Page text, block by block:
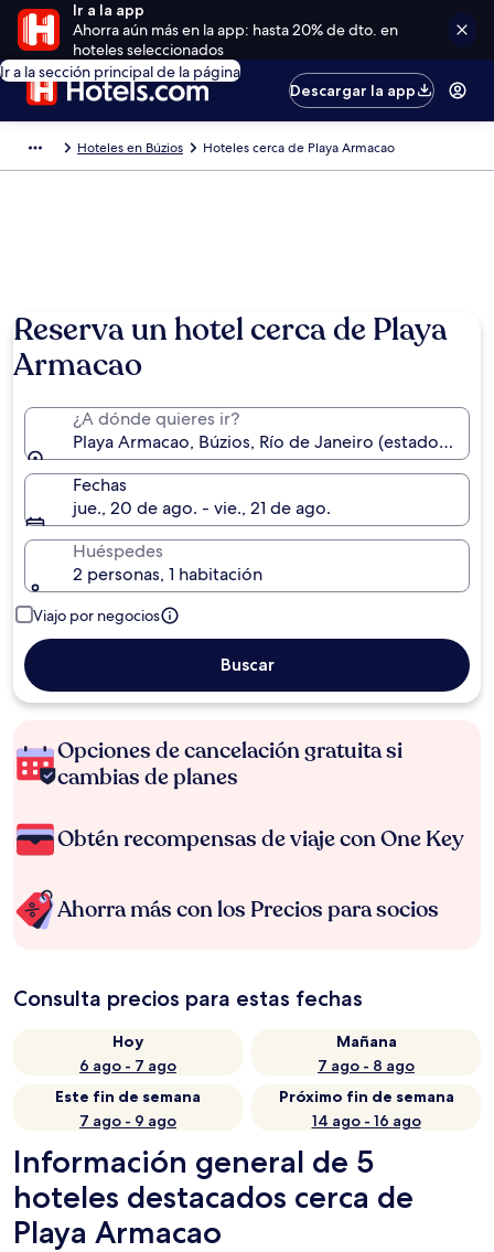
Ir a la app
Ahorra aún más en la app: hasta 20% de dto. en
hoteles seleccionados
Ir a la sección principal de la página
Descargar la app
Hoteles en Búzios Hoteles cerca de Playa Armacao
Reserva un hotel cerca de Playa
Armacao
¿A dónde quieres ir?
Playa Armacao, Búzios, Río de Janeiro (estado),
Fechas
jue., 20 de ago. - vie., 21 de ago.
Huéspedes
2 personas, 1 habitación
Viajo por negocios
Buscar
Opciones de cancelación gratuita si
cambias de planes
Obtén recompensas de viaje con One Key
Ahorra más con los Precios para socios
Consulta precios para estas fechas
Hoy
6 ago - 7 ago
Mañana
7 ago - 8 ago
Este fin de semana
7 ago - 9 ago
Próximo fin de semana
14 ago - 16 ago
Información general de 5
hoteles destacados cerca de
Playa Armacao